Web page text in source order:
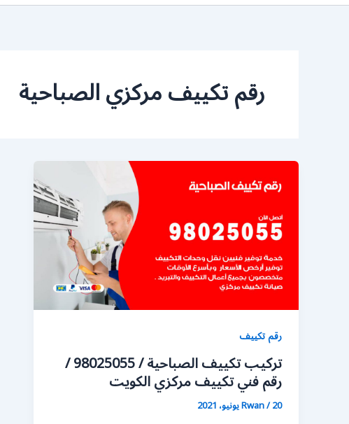
رقم تكييف مركزي الصباحية
رقم تكييف
تركيب تكييف الصباحية / 98025055 /
رقم فني تكييف مركزي الكويت
Rwan/20 يونيو، 2021